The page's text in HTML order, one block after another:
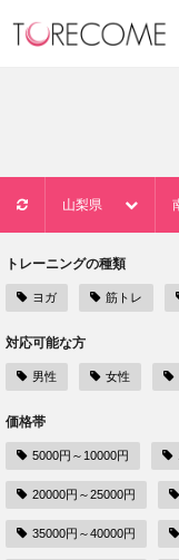
山梨県
トレーニングの種類
ヨガ 筋トレ
対応可能な方
男性 女性
価格帯
5000円～10000円
20000円～25000円
35000円～40000円